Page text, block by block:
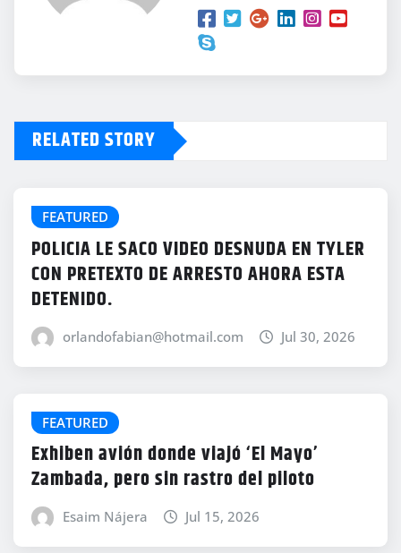
RELATED STORY
FEATURED
POLICIA LE SACO VIDEO DESNUDA EN TYLER
CON PRETEXTO DE ARRESTO AHORA ESTA
DETENIDO.
orlandofabian@hotmail.com Jul 30, 2026
FEATURED
Exhiben avión donde viajó ‘El Mayo’
Zambada, pero sin rastro del piloto
Esaim Nájera Jul 15, 2026